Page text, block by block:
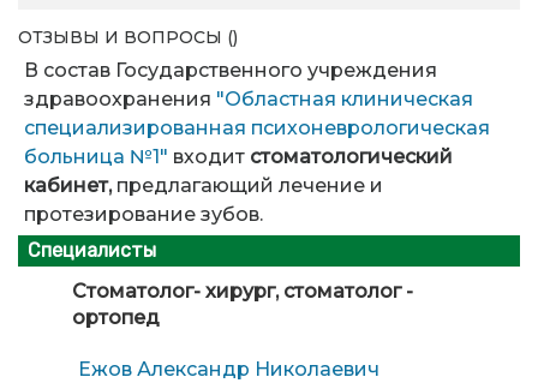
ОТЗЫВЫ И ВОПРОСЫ ()
В состав Государственного учреждения
здравоохранения "Областная клиническая
специализированная психоневрологическая
больница №1" входит стоматологический
кабинет, предлагающий лечение и
протезирование зубов.
Специалисты
Стоматолог- хирург, стоматолог -
ортопед
Ежов Александр Николаевич